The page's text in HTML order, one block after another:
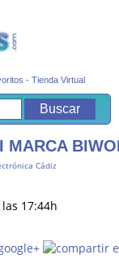
-Tienda Virtual
MARCA
Cádiz
17:44h